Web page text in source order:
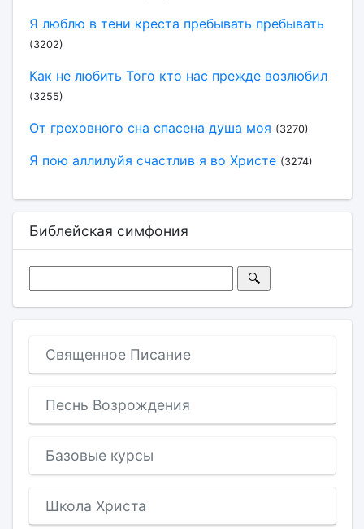
Я люблю в тени креста пребывать пребывать
(3202)
Как не любить Того кто нас прежде возлюбил
(3255)
От греховного сна спасена душа моя (3270)
Я пою аллилуйя счастлив я во Христе (3274)
Библейская симфония
Священное Писание
Песнь Возрождения
Базовые курсы
Школа Христа